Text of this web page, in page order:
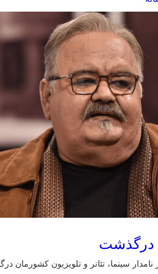
درگذشت
نامدار سینما، تئاتر و تلویزیون کشورمان